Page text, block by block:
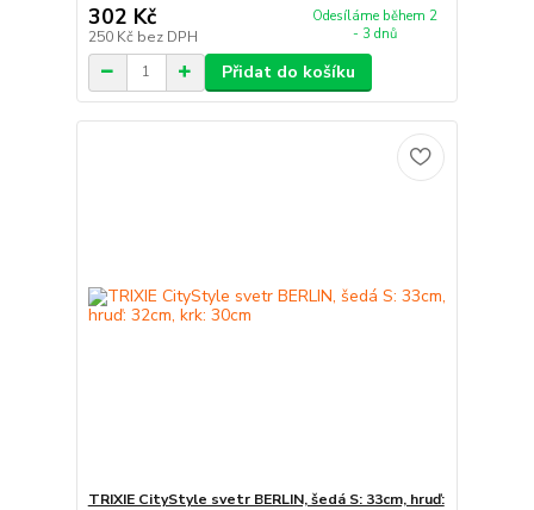
302 Kč
250 Kč bez DPH
Odesíláme během 2
- 3 dnů
Přidat do košíku
TRIXIE CityStyle svetr BERLIN, šedá S: 33cm, hruď: